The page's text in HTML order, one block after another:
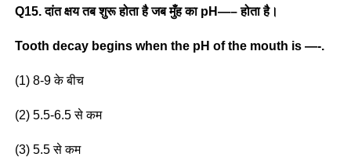
Q15. दांत क्षय तब शुरू होता है जब मुँह का pH—– होता है।
Tooth decay begins when the pH of the mouth is —-.
(1) 8-9 के बीच
(2) 5.5-6.5 से कम
(3) 5.5 से कम